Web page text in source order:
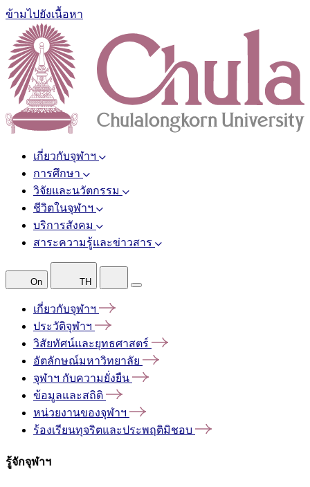
ข้ามไปยังเนื้อหา
เกี่ยวกับจุฬาฯ
การศึกษา
วิจัยและนวัตกรรม
ชีวิตในจุฬาฯ
บริการสังคม
สาระความรู้และข่าวสาร
On TH
เกี่ยวกับจุฬาฯ
ประวัติจุฬาฯ
วิสัยทัศน์และยุทธศาสตร์
อัตลักษณ์มหาวิทยาลัย
จุฬาฯ กับความยั่งยืน
ข้อมูลและสถิติ
หน่วยงานของจุฬาฯ
ร้องเรียนทุจริตและประพฤติมิชอบ
รู้จักจุฬาฯ